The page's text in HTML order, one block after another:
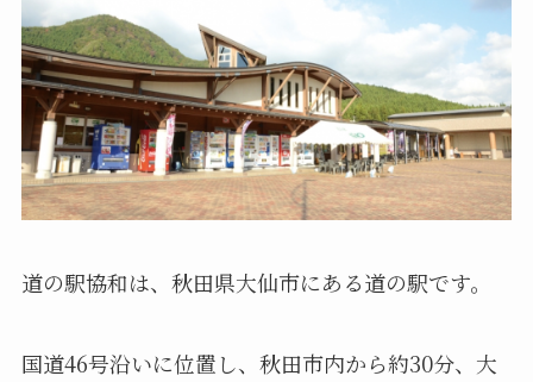
道の駅協和は、秋田県大仙市にある道の駅です。
国道46号沿いに位置し、秋田市内から約30分、大